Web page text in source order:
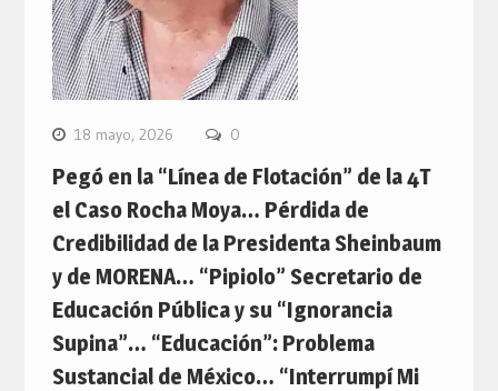
18 mayo, 2026 0
Pegó en la “Línea de Flotación” de la 4T
el Caso Rocha Moya… Pérdida de
Credibilidad de la Presidenta Sheinbaum
y de MORENA… “Pipiolo” Secretario de
Educación Pública y su “Ignorancia
Supina”… “Educación”: Problema
Sustancial de México… “Interrumpí Mi